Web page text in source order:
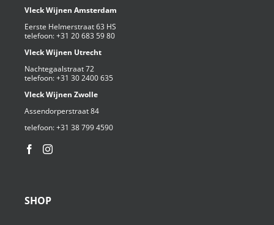
Vleck Wijnen Amsterdam
Eerste Helmerstraat 63 HS
telefoon:+31 20 683 59 80
Vleck Wijnen Utrecht
Nachtegaalstraat 72
telefoon:+31 30 2400 635
Vleck Wijnen Zwolle
Assendorperstraat 84
telefoon:+31 38 799 4590⁩
SHOP